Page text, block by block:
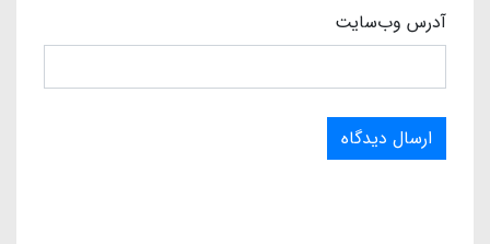
آدرس وب‌سایت
ارسال دیدگاه